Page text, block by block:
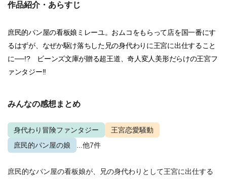
作品紹介・あらすじ
庶民的パン屋の看板娘ミレーユ。おムコをもらって店を国一番にす
るはずが、なぜか駆け落ちした兄の身代わりに王宮に出仕すること
に──!? ビーンズ文庫が贈る超王道、奇人変人美形だらけの王宮フ
ァンタジー!!
みんなの感想まとめ
身代わり冒険ファンタジー
王宮恋愛騒動
庶民的パン屋の娘
...他7件
庶民的なパン屋の看板娘が、兄の身代わりとして王宮に出仕する